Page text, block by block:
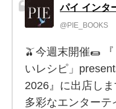
パイ インタ
@PIE_BOOKS
🫒今週末開催🌯
いレシピ」
2026』に出店し
多彩なエンターテ